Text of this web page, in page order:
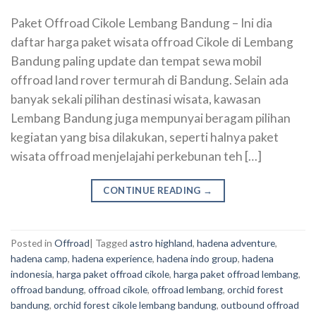
Paket Offroad Cikole Lembang Bandung – Ini dia
daftar harga paket wisata offroad Cikole di Lembang
Bandung paling update dan tempat sewa mobil
offroad land rover termurah di Bandung. Selain ada
banyak sekali pilihan destinasi wisata, kawasan
Lembang Bandung juga mempunyai beragam pilihan
kegiatan yang bisa dilakukan, seperti halnya paket
wisata offroad menjelajahi perkebunan teh […]
CONTINUE READING →
Posted in Offroad| Tagged astro highland, hadena adventure,
hadena camp, hadena experience, hadena indo group, hadena
indonesia, harga paket offroad cikole, harga paket offroad lembang,
offroad bandung, offroad cikole, offroad lembang, orchid forest
bandung, orchid forest cikole lembang bandung, outbound offroad